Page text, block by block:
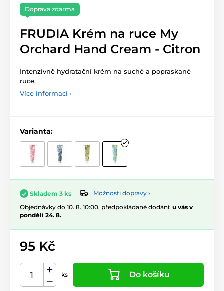
Doprava zdarma
FRUDIA Krém na ruce My
Orchard Hand Cream - Citron
Intenzivně hydratační krém na suché a popraskané
ruce.
Více informací ›
Varianta:
Skladem 3 ks
Možnosti dopravy ›
Objednávky do 10. 8. 10:00, předpokládané dodání: u vás v
pondělí 24. 8.
95 Kč
ks Do košíku